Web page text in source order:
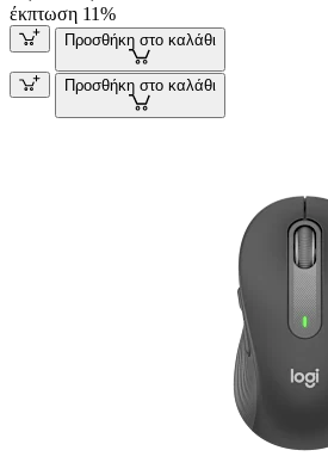
έκπτωση 11%
Προσθήκη στο καλάθι
Προσθήκη στο καλάθι